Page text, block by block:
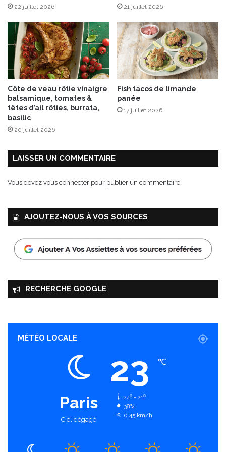
n
S 22 juillet 2026 21 juillet 2026
Côte de veau rôtie vinaigre
balsamique, tomates &
têtes d’ail rôties, burrata,
basilic
20 juillet 2026
Fish tacos de limande
panée
17 juillet 2026
LAISSER UN COMMENTAIRE
Vous devez vous connecter pour publier un commentaire.
AJOUTEZ‑NOUS À VOS SOURCES
RECHERCHE GOOGLE
MÉTÉO LOCALE
Paris
Ciel dégagé
23 ℃
24º - 21º
38%
0.45 km/h